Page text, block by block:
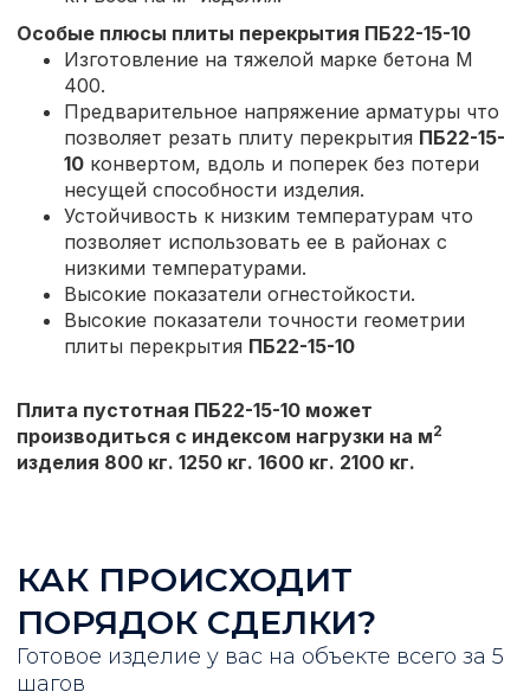
Особые плюсы плиты перекрытия ПБ22-15-10
Изготовление на тяжелой марке бетона М
400.
Предварительное напряжение арматуры что
позволяет резать плиту перекрытия ПБ22-15-
10 конвертом, вдоль и поперек без потери
несущей способности изделия.
Устойчивость к низким температурам что
позволяет использовать ее в районах с
низкими температурами.
Высокие показатели огнестойкости.
Высокие показатели точности геометрии
плиты перекрытия ПБ22-15-10
Плита пустотная ПБ22-15-10 может
производиться с индексом нагрузки на м2
изделия 800 кг. 1250 кг. 1600 кг. 2100 кг.
КАК ПРОИСХОДИТ
ПОРЯДОК СДЕЛКИ?
Готовое изделие у вас на объекте всего за 5
шагов